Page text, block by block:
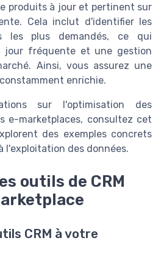
produits à jour et pertinent sur
Cela inclut d'identifier les
les plus demandés, ce qui
jour fréquente et une gestion
Ainsi, vous assurez une
enrichie.
sur l'optimisation des
e-marketplaces, consultez cet
des exemples concrets
l'exploitation des données.
outils de CRM
CRM à votre